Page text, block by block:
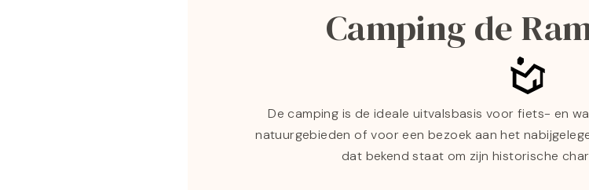
Camping de
De camping is de ideale uitvalsbasis voor fiets- en
natuurgebieden of voor een bezoek aan het
dat bekend staat om zijn historische